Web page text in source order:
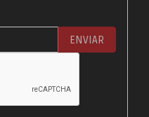
ENVIAR